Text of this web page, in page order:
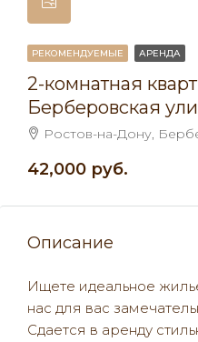
РЕКОМЕНДУЕМЫЕ АРЕНДА
2-комнатная
Берберовская
Ростов-на-Дону,
42,000 руб.
Описание
Ищете идеальное
нас для вас
Сдается в аренду